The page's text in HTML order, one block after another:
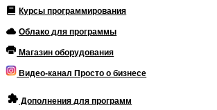
Курсы программирования
Облако для программы
Магазин оборудования
Видео-канал Просто о бизнесе
Дополнения для программ